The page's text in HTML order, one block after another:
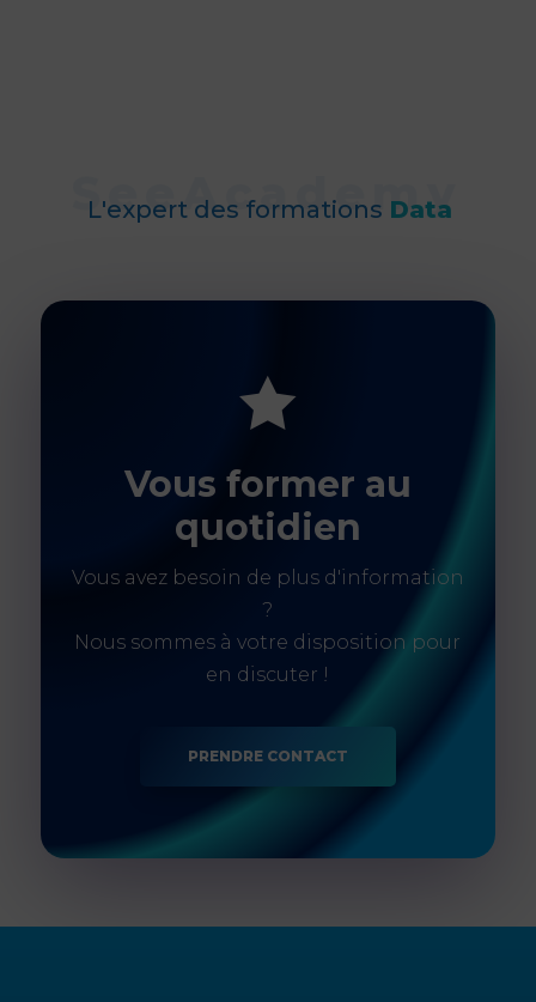
L'expert des formations Data

Vous former au
quotidien
Vous avez besoin de plus d'information
?
Nous sommes à votre disposition pour
en discuter !
PRENDRE CONTACT